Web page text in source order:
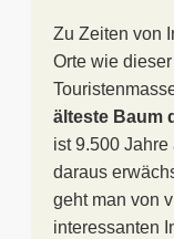
Zu Zeiten von
Orte wie
älteste Baum
ist 9.500 Jahre
daraus
geht man von
interessanten